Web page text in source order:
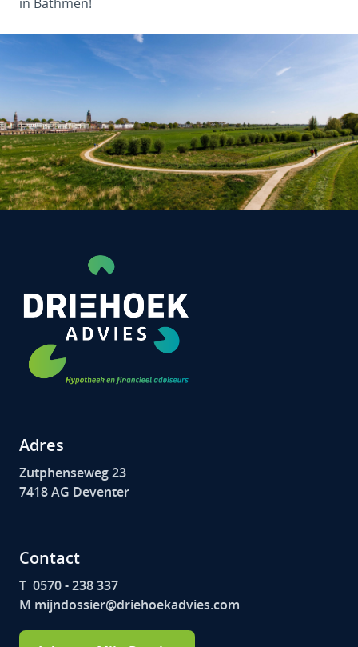
Adres
Zutphenseweg 23
7418 AG Deventer
Contact
T 0570 - 238 337
M mijndossier@driehoekadvies.com